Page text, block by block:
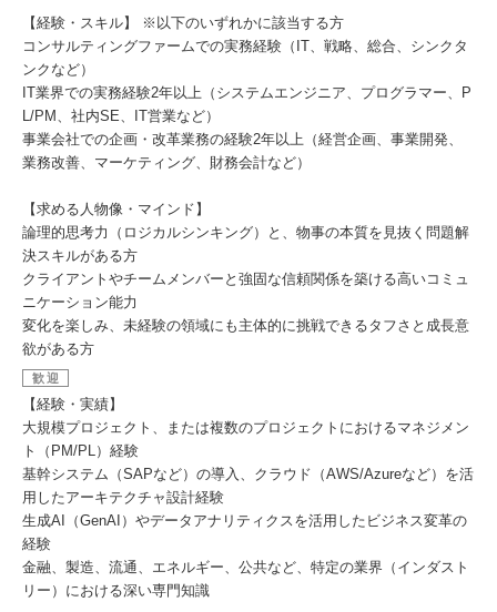
【経験・スキル】 ※以下のいずれかに該当する方
コンサルティングファームでの実務経験（IT、戦略、総合、シンクタ
ンクなど）
IT業界での実務経験2年以上（システムエンジニア、プログラマー、P
L/PM、社内SE、IT営業など）
事業会社での企画・改革業務の経験2年以上（経営企画、事業開発、
業務改善、マーケティング、財務会計など）
【求める人物像・マインド】
論理的思考力（ロジカルシンキング）と、物事の本質を見抜く問題解
決スキルがある方
クライアントやチームメンバーと強固な信頼関係を築ける高いコミュ
ニケーション能力
変化を楽しみ、未経験の領域にも主体的に挑戦できるタフさと成長意
欲がある方
歓迎
【経験・実績】
大規模プロジェクト、または複数のプロジェクトにおけるマネジメン
ト（PM/PL）経験
基幹システム（SAPなど）の導入、クラウド（AWS/Azureなど）を活
用したアーキテクチャ設計経験
生成AI（GenAI）やデータアナリティクスを活用したビジネス変革の
経験
金融、製造、流通、エネルギー、公共など、特定の業界（インダスト
リー）における深い専門知識